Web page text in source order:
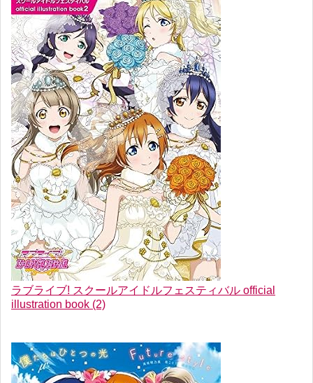
ラブライブ! スクールアイドルフェスティバル official
illustration book (2)